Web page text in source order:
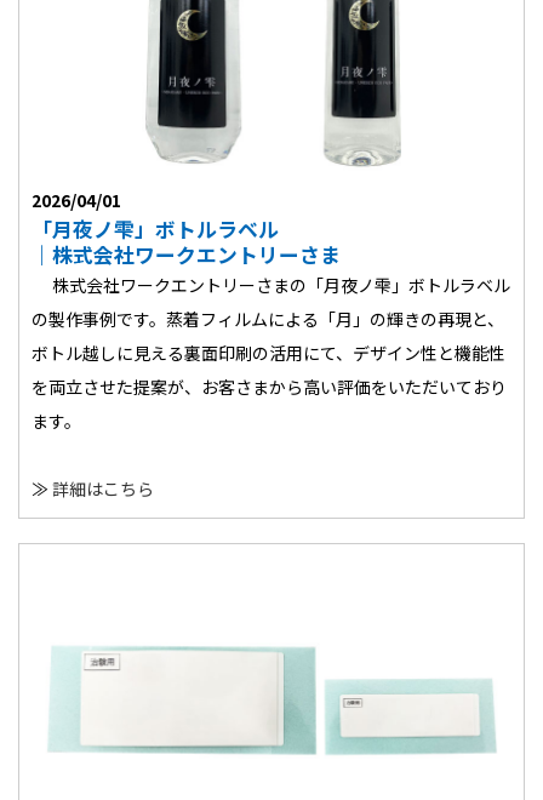
2026/04/01
「月夜ノ雫」ボトルラベル
｜株式会社ワークエントリーさま
株式会社ワークエントリーさまの「月夜ノ雫」ボトルラベル
の製作事例です。蒸着フィルムによる「月」の輝きの再現と、
ボトル越しに見える裏面印刷の活用にて、デザイン性と機能性
を両立させた提案が、お客さまから高い評価をいただいており
ます。
≫ 詳細はこちら